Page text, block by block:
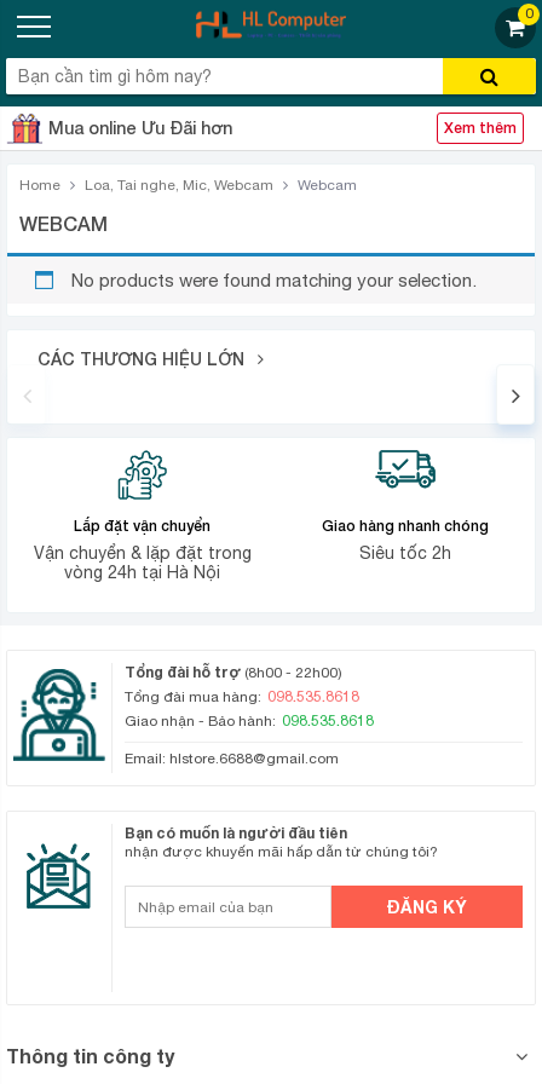
0
Mua online Ưu Đãi hơn Xem thêm
Home Loa, Tai nghe, Mic, Webcam Webcam
WEBCAM
No products were found matching your selection.
CÁC THƯƠNG HIỆU LỚN
Lắp đặt vận chuyển
Vận chuyển & lặp đặt trong
vòng 24h tại Hà Nội
Giao hàng nhanh chóng
Siêu tốc 2h
Tổng đài hỗ trợ (8h00 - 22h00)
Tổng đài mua hàng: 098.535.8618
Giao nhận - Bảo hành: 098.535.8618
Email: hlstore.6688@gmail.com
Bạn có muốn là người đầu tiên
nhận được khuyến mãi hấp dẫn từ chúng tôi?
Thông tin công ty